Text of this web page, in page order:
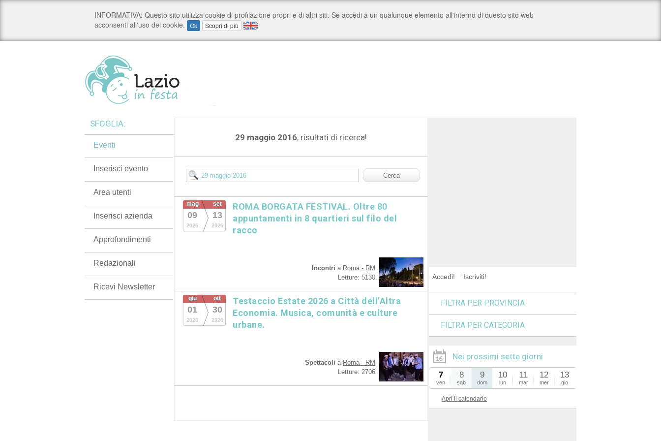
29 maggio 2016, risultati di ricerca!
mag
09
2026
set
13
2026
ROMA BORGATA FESTIVAL. Oltre 80
appuntamenti in 8 quartieri sul filo del
racco
Incontri a Roma - RM
Letture: 5130
giu
01
2026
ott
30
2026
Testaccio Estate 2026 a Città dell’Altra
Economia. Musica, comunità e culture
urbane.
Spettacoli a Roma - RM
Letture: 2706
SFOGLIA:
Eventi
Inserisci evento
Area utenti
Inserisci azienda
Approfondimenti
Redazionali
Ricevi Newsletter
Accedi! Iscriviti!
FILTRA PER PROVINCIA
FILTRA PER CATEGORIA
Nei prossimi sette giorni
7
ven
8
sab
9
dom
10
lun
11
mar
12
mer
13
gio
Apri il calendario